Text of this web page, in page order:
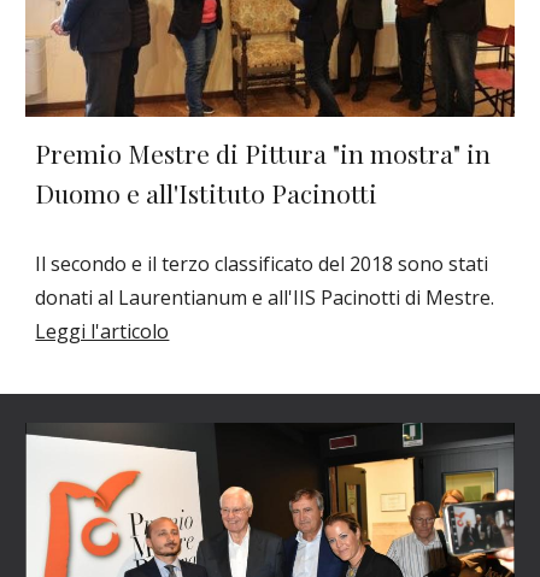
Premio Mestre di Pittura "in mostra" in
Duomo e all'Istituto Pacinotti
Il secondo e il terzo classificato del 2018 sono stati
Leggi l'articolo